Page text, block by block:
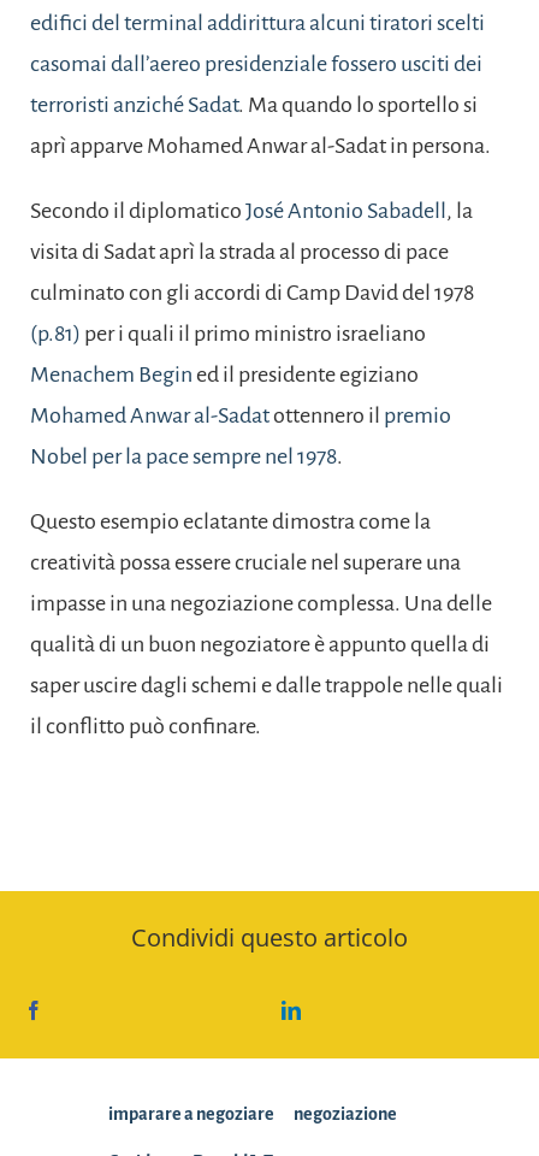
edifici del terminal addirittura alcuni tiratori scelti
casomai dall’aereo presidenziale fossero usciti dei
terroristi anziché Sadat. Ma quando lo sportello si
aprì apparve Mohamed Anwar al-Sadat in persona.
Secondo il diplomatico José Antonio Sabadell, la
visita di Sadat aprì la strada al processo di pace
culminato con gli accordi di Camp David del 1978
(p.81) per i quali il primo ministro israeliano
Menachem Begin ed il presidente egiziano
Mohamed Anwar al-Sadatottennero il premio
Nobel per la pace sempre nel 1978.
Questo esempio eclatante dimostra come la
creatività possa essere cruciale nel superare una
impasse in una negoziazione complessa. Una delle
qualità di un buon negoziatore è appunto quella di
saper uscire dagli schemi e dalle trappole nelle quali
il conflitto può confinare.
Condividi questo articolo
imparare a negoziare negoziazione